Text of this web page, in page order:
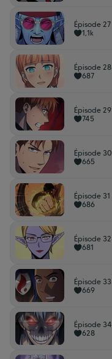
Épisode 27
1,1k
Épisode 28
687
Épisode 29
745
Épisode 30
665
Épisode 31
686
Épisode 32
681
Épisode 33
669
Épisode 34
628